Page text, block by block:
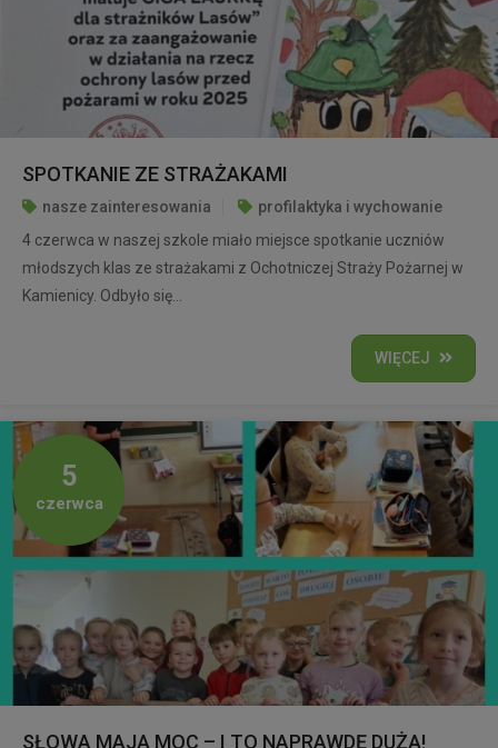
SPOTKANIE ZE STRAŻAKAMI
nasze zainteresowania
profilaktyka i wychowanie
4 czerwca w naszej szkole miało miejsce spotkanie uczniów
młodszych klas ze strażakami z Ochotniczej Straży Pożarnej w
Kamienicy. Odbyło się...
WIĘCEJ
5
czerwca
SŁOWA MAJĄ MOC – I TO NAPRAWDĘ DUŻĄ!